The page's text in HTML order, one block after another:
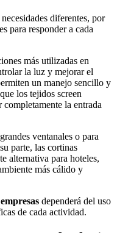
diferentes, por
para responder a cada
más utilizadas en
la luz y mejorar el
un manejo sencillo y
los tejidos screen
la entrada
ventanales o para
parte, las cortinas
alternativa para hoteles,
más cálido y
dependerá del uso
de cada actividad.